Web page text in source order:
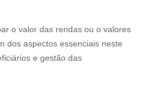
o valor das rendas ou o valores
dos aspectos essenciais neste
e gestão das